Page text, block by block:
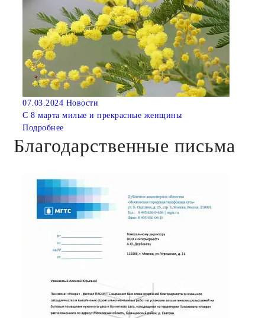
07.03.2024 Новости
С 8 марта милые и прекрасные женщины
Подробнее
Благодарственные письма